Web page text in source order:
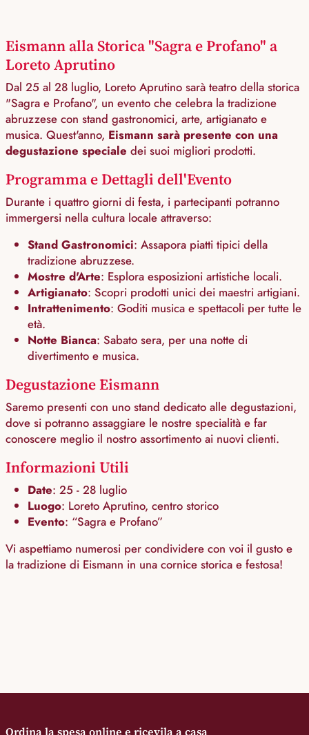
Eismann alla Storica "Sagra e Profano" a
Loreto Aprutino
Dal 25 al 28 luglio, Loreto Aprutino sarà teatro della storica
"Sagra e Profano", un evento che celebra la tradizione
abruzzese con stand gastronomici, arte, artigianato e
musica. Quest'anno, Eismann sarà presente con una
degustazione speciale dei suoi migliori prodotti.
Programma e Dettagli dell'Evento
Durante i quattro giorni di festa, i partecipanti potranno
immergersi nella cultura locale attraverso:
Stand Gastronomici: Assapora piatti tipici della
tradizione abruzzese.
Mostre d'Arte: Esplora esposizioni artistiche locali.
Artigianato: Scopri prodotti unici dei maestri artigiani.
Intrattenimento: Goditi musica e spettacoli per tutte le
età.
Notte Bianca: Sabato sera, per una notte di
divertimento e musica.
Degustazione Eismann
Saremo presenti con uno stand dedicato alle degustazioni,
dove si potranno assaggiare le nostre specialità e far
conoscere meglio il nostro assortimento ai nuovi clienti.
Informazioni Utili
Date: 25 - 28 luglio
Luogo: Loreto Aprutino, centro storico
Evento: “Sagra e Profano”
Vi aspettiamo numerosi per condividere con voi il gusto e
la tradizione di Eismann in una cornice storica e festosa!
Ordina la spesa online e ricevila a casa